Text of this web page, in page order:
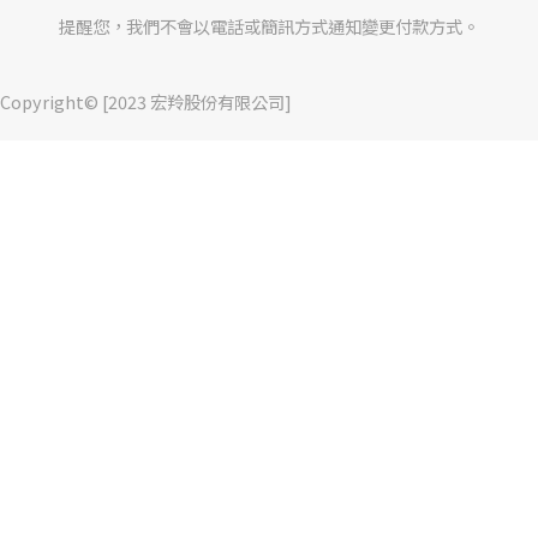
提醒您，我們不會以電話或簡訊方式通知變更付款方式。
Copyright© [2023 宏羚股份有限公司]